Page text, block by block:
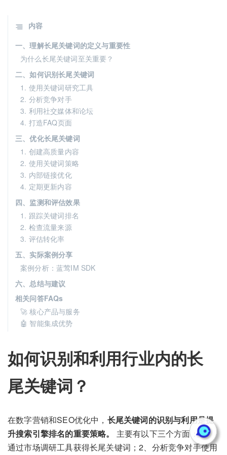
如何识别和利用行业内的长
尾关键词？
在数字营销和SEO优化中， 长尾关键词的识别与利用是提
升搜索引擎排名的重要策略。
主要有以下三个方面：1、
通过市场调研工具获得长尾关键词；2、分析竞争对手使用
内容
一、理解长尾关键词的定义与重要性
为什么长尾关键词至关重要？
二、如何识别长尾关键词
1. 使用关键词研究工具
2. 分析竞争对手
3. 利用社交媒体和论坛
4. 打造FAQ页面
三、优化长尾关键词
1. 创建高质量内容
2. 使用关键词策略
3. 内部链接优化
4. 定期更新内容
四、监测和评估效果
1. 跟踪关键词排名
2. 检查流量来源
3. 评估转化率
五、实际案例分享
案例分析：蓝莺IM SDK
六、总结与建议
相关问答FAQs
🚀 核心产品与服务
🤖 智能集成优势